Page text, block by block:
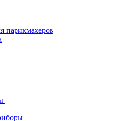
парикмахеров